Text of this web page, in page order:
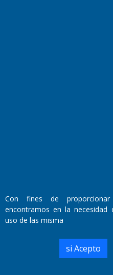
Primera edición: Domingo 3 de
Miembro de ADIRA,ADEPA y CPPAL
Propietario: El Diario SRL
Walter René Goñi
Con fines de
encontramos en la necesidad
uso de las misma
si Acepto